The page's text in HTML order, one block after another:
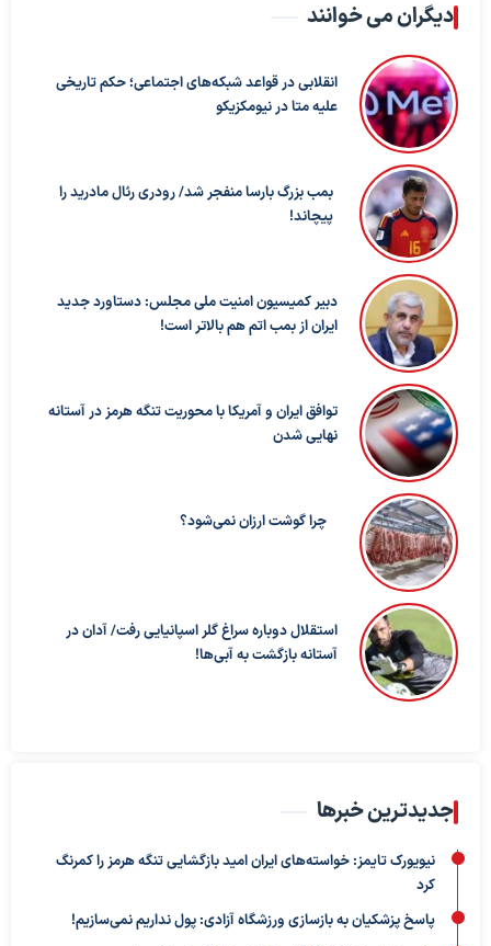
دیگران می خوانند
انقلابی در قواعد شبکه‌های اجتماعی؛ حکم تاریخی
علیه متا در نیومکزیکو
بمب بزرگ بارسا منفجر شد/ رودری رئال مادرید را
پیچاند!
دبیر کمیسیون امنیت ملی مجلس: دستاورد جدید
ایران از بمب اتم هم بالاتر است!
توافق ایران و آمریکا با محوریت تنگه هرمز در آستانه
نهایی شدن
چرا گوشت ارزان نمی‌شود؟
استقلال دوباره سراغ گلر اسپانیایی رفت/ آدان در
آستانه بازگشت به آبی‌ها!
جدیدترین خبرها
نیویورک تایمز: خواسته‌های ایران امید بازگشایی تنگه هرمز را کمرنگ
کرد
پاسخ پزشکیان به بازسازی ورزشگاه آزادی: پول نداریم نمی‌سازیم!